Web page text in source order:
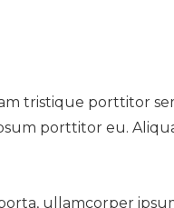
tristique porttitor
porttitor eu.
ullamcorper